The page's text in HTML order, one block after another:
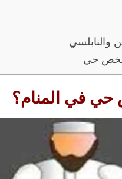
والنابلسي
شخص حي
في المنام؟